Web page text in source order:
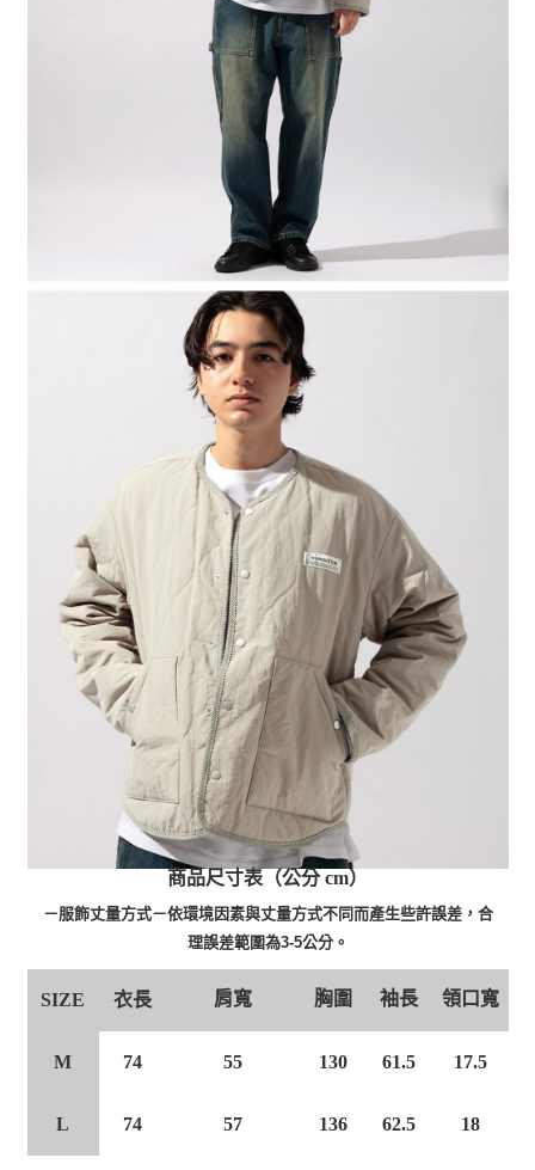
商品尺寸表（公分 cm）
－服飾丈量方式－依環境因素與丈量方式不同而產生些許誤差，合
理誤差範圍為3-5公分。
SIZE 衣長 肩寬 胸圍 袖長 領口寬
M 74 55 130 61.5 17.5
L 74 57 136 62.5 18